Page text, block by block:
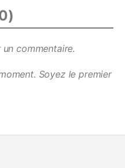
)
commentaire.
Soyez le premier